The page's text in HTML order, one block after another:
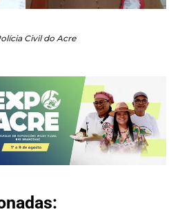
Civil do Acre